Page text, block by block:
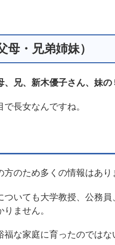
・兄弟姉妹）
、兄、新木優子さん、妹の
長女なんですね。
のため多くの情報はあり
いても大学教授、公務
ません。
な家庭に育ったのではな